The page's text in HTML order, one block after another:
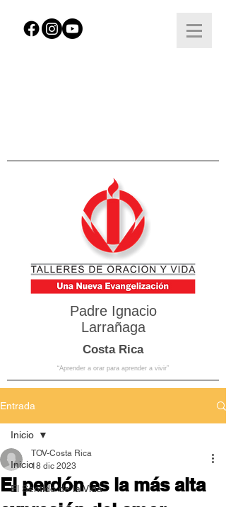
Padre Ignacio
Larrañaga
Costa Rica
“Aprender a orar para aprender a vivir”
Entrada
Inicio
El Sentido de la Vida
Inicio
El perdón es la más alta
TOV-Costa Rica
18 dic 2023